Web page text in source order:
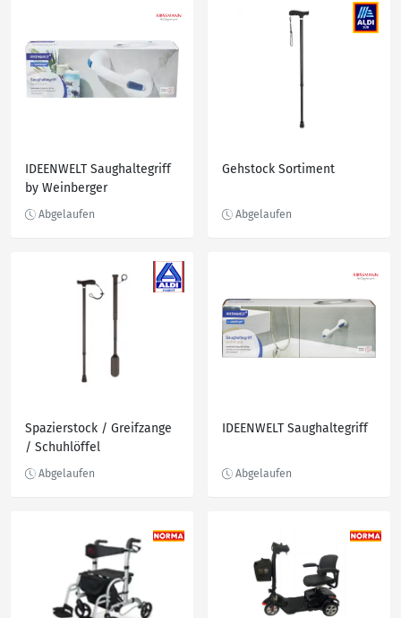
IDEENWELT Saughaltegriff
by Weinberger
Gehstock Sortiment
Spazierstock / Greifzange
/ Schuhlöffel
IDEENWELT Saughaltegriff